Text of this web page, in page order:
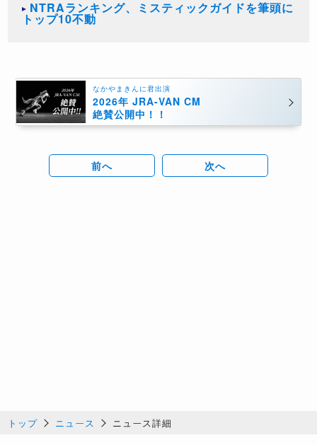
NTRAランキング、ミスティックガイドを筆頭に
トップ10不動
なかやまきんに君出演
2026年 JRA-VAN CM
絶賛公開中！！
前へ 次へ
トップ ニュース ニュース詳細